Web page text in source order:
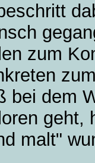
zum
bei dem
geht,
malt"